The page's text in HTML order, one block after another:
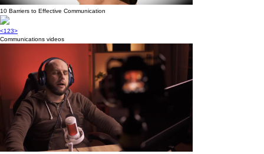
10 Barriers to Effective Communication
<123>
Communications videos